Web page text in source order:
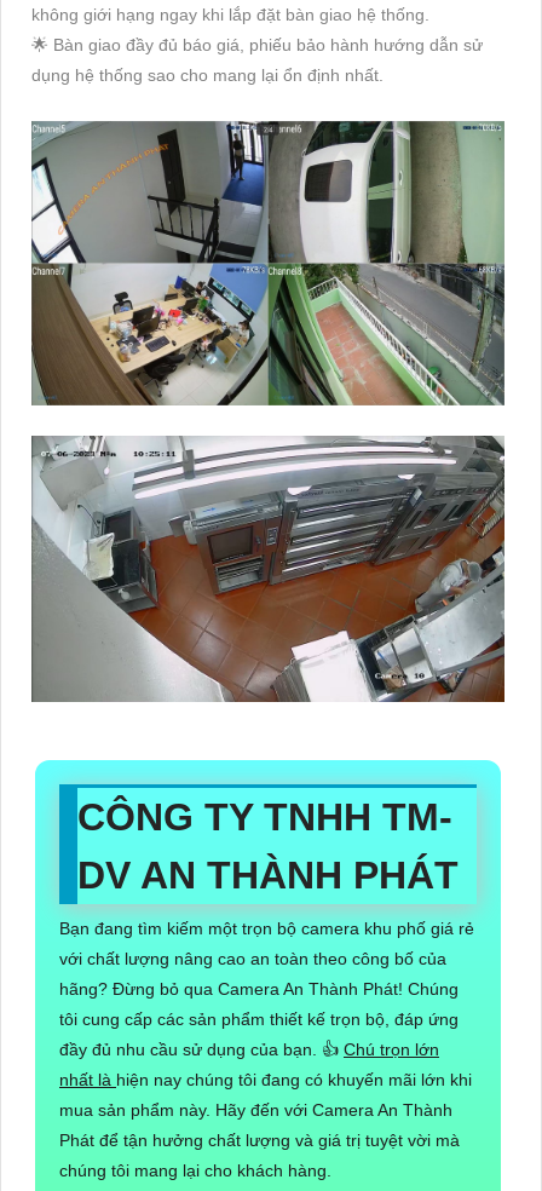
không giới hạng ngay khi lắp đặt bàn giao hệ thống.
🌟 Bàn giao đầy đủ báo giá, phiếu bảo hành hướng dẫn sử
dụng hệ thống sao cho mang lại ổn định nhất.
CÔNG TY TNHH TM-
DV AN THÀNH PHÁT
Bạn đang tìm kiếm một trọn bộ camera khu phố giá rẻ
với chất lượng nâng cao an toàn theo công bố của
hãng? Đừng bỏ qua Camera An Thành Phát! Chúng
tôi cung cấp các sản phẩm thiết kế trọn bộ, đáp ứng
đầy đủ nhu cầu sử dụng của bạn. 👍 Chú trọn lớn
nhất là hiện nay chúng tôi đang có khuyến mãi lớn khi
mua sản phẩm này. Hãy đến với Camera An Thành
Phát để tận hưởng chất lượng và giá trị tuyệt vời mà
chúng tôi mang lại cho khách hàng.